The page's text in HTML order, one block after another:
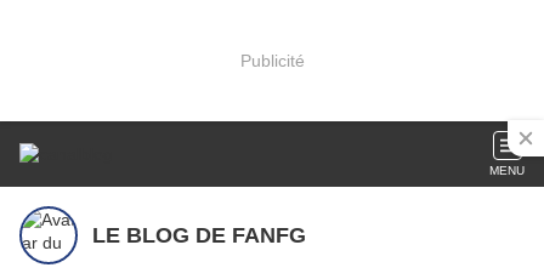
Publicité
MENU
LE BLOG DE FANFG